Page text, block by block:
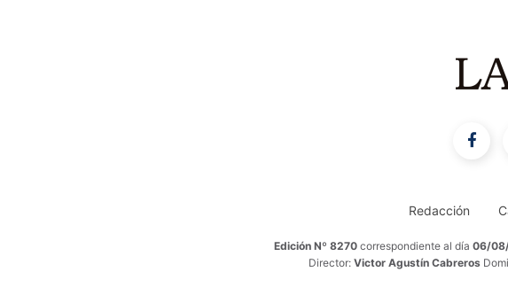
Redacción
Edición Nº 8270 correspondiente al día 06/
Director: Victor Agustín Cabreros